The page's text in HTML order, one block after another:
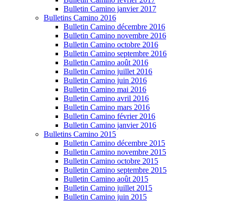
Bulletin Camino janvier 2017
Bulletins Camino 2016
Bulletin Camino décembre 2016
Bulletin Camino novembre 2016
Bulletin Camino octobre 2016
Bulletin Camino septembre 2016
Bulletin Camino août 2016
Bulletin Camino juillet 2016
Bulletin Camino juin 2016
Bulletin Camino mai 2016
Bulletin Camino avril 2016
Bulletin Camino mars 2016
Bulletin Camino février 2016
Bulletin Camino janvier 2016
Bulletins Camino 2015
Bulletin Camino décembre 2015
Bulletin Camino novembre 2015
Bulletin Camino octobre 2015
Bulletin Camino septembre 2015
Bulletin Camino août 2015
Bulletin Camino juillet 2015
Bulletin Camino juin 2015